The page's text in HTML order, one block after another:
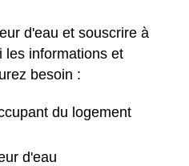
d'eau et souscrire à
les informations et
besoin :
du logement
d'eau